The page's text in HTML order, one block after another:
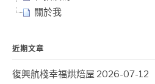
關於我
近期文章
復興航棧幸福烘焙屋 2026-07-12